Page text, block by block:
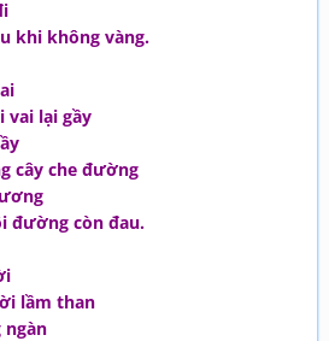
khi không vàng.
vai lại gầy
cây che đường
đường còn đau.
lầm than